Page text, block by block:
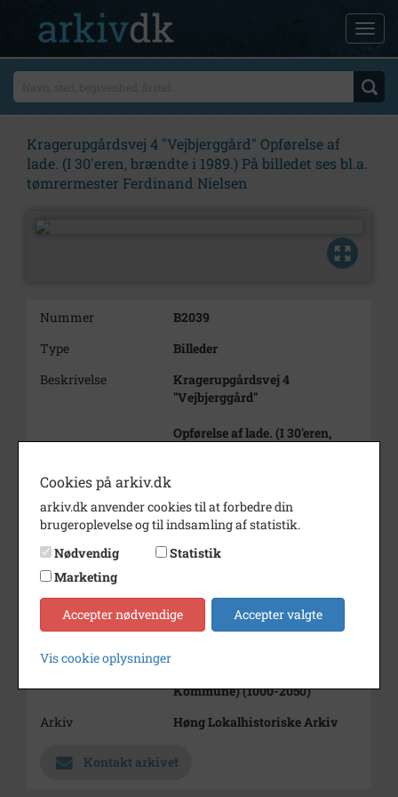
Kragerupgårdsvej 4 "Vejbjerggård" Opførelse af
lade. (I 30'eren, brændte i 1989.) På billedet ses bl.a.
tømrermester Ferdinand Nielsen
Nummer
B2039
Type
Billeder
Beskrivelse
Kragerupgårdsvej 4
"Vejbjerggård"
Opførelse af lade. (I 30'eren,
Periode
1930 - 1939
Dateringsnote
30'erne
Fotograf
Se på kort
Kommune) (1000-2050)
Arkiv
Høng Lokalhistoriske Arkiv
Kontakt arkivet
Cookies på arkiv.dk
arkiv.dk anvender cookies til at forbedre din
brugeroplevelse og til indsamling af statistik.
Nødvendig
Statistik
Marketing
Accepter nødvendige Accepter valgte
Vis cookie oplysninger